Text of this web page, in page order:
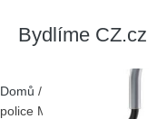
Bydlíme CZ.cz
Domů /
police Metaltex Origin